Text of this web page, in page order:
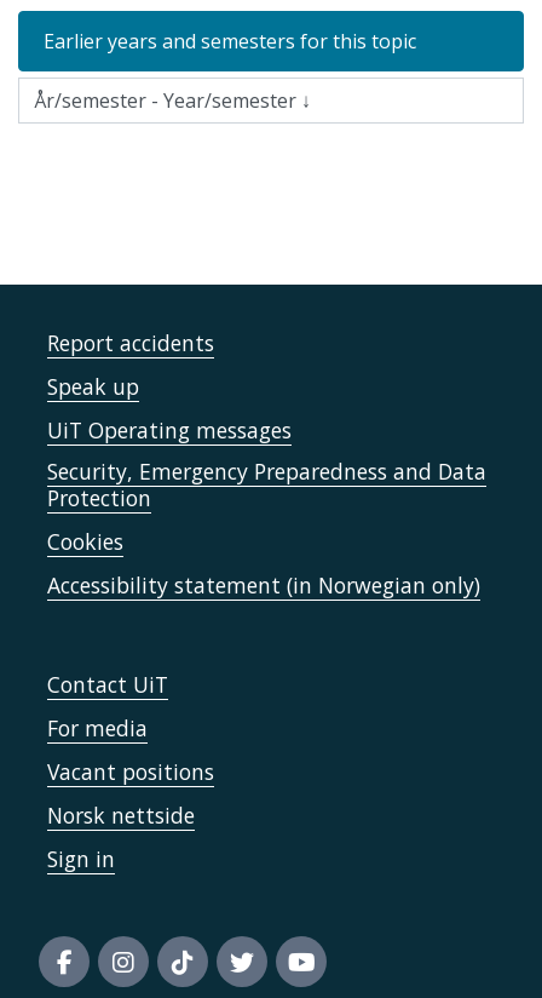
Earlier years and semesters for this topic
Report accidents
Speak up
UiT Operating messages
Security, Emergency Preparedness and Data
Protection
Cookies
Accessibility statement (in Norwegian only)
Contact UiT
For media
Vacant positions
Norsk nettside
Sign in